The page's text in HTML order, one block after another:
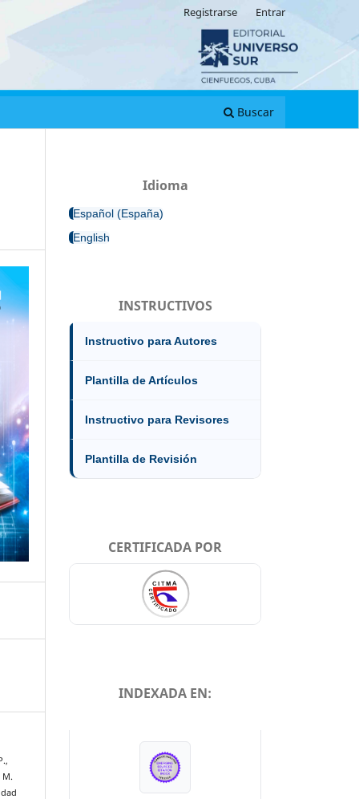
Buscar
Registrarse Entrar
M.
Idioma
Español (España)
English
INSTRUCTIVOS
Instructivo para Autores
Plantilla de Artículos
Instructivo para Revisores
Plantilla de Revisión
CERTIFICADA POR
INDEXADA EN: